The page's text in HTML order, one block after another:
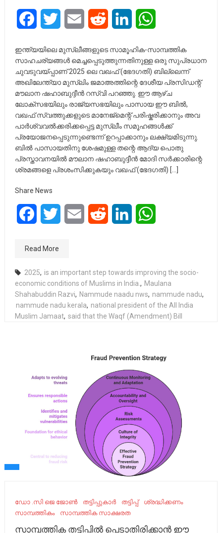
FacebookTwitter Email Reddit LinkedIn
ഇന്ത്യയിലെ മുസ്ലീങ്ങളുടെ സാമൂഹിക-സാമ്പത്തിക
സാഹചര്യങ്ങൾ മെച്ചപ്പെടുത്തുന്നതിനുള്ള ഒരു സുപ്രധാന
ചുവടുവയ്പ്പാണ് 2025 ലെ വഖഫ് (ഭേദഗതി) ബില്ലെന്ന്
അഖിലേന്ത്യാ മുസ്ലിം ജമാഅത്തിന്റെ ദേശീയ പ്രസിഡന്റ്
മൗലാന ഷഹാബുദ്ദീൻ റസ്വി പറഞ്ഞു. ഈ ആഴ്ച
ലോക്സഭയിലും രാജ്യസഭയിലും പാസായ ഈ ബിൽ,
വഖഫ് സ്വത്തുക്കളുടെ മാനേജ്മെന്റ് പരിഷ്കരിക്കാനും അവ
പാർശ്വവൽക്കരിക്കപ്പെട്ട മുസ്ലീം സമൂഹങ്ങൾക്ക്
പ്രയോജനപ്പെടുന്നുണ്ടെന്ന് ഉറപ്പാക്കാനും ലക്ഷ്യമിടുന്നു.
ബിൽ പാസായതിനു ശേഷമുള്ള തന്റെ ആദ്യ പൊതു
പ്രസ്താവനയിൽ മൗലാന ഷഹാബുദ്ദീൻ മോദി സർക്കാരിന്റെ
ശ്രമങ്ങളെ പ്രശംസിക്കുകയും വഖഫ് (ഭേദഗതി) […]
Share News
FacebookTwitter Email Reddit LinkedIn
Read More
2025, is an important step towards improving the socio-
economic conditions of Muslims in India., Maulana
Shahabuddin Razvi, Nammude naadu nws, nammude nadu,
nammude nadu kerala, national president of the All India
Muslim Jamaat, said that the Waqf (Amendment) Bill
ഡോ .സി ജെ ജോൺ തട്ടിപ്പുകാർ തട്ടിപ്പ്
ശ്രദ്ധിക്കണം
സാമ്പത്തികം
സാമ്പത്തിക സാക്ഷരത
സാമ്പത്തിക തട്ടിപ്പിൽ പെടാതിരിക്കാൻ ഈ